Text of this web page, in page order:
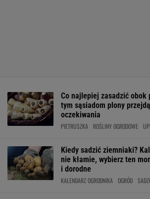
Co najlepiej zasadzić obok
tym sąsiadom plony
oczekiwania
PIETRUSZKA ROŚLINY OGRODOWE
Kiedy sadzić ziemniaki?
nie kłamie, wybierz ten
i dorodne
KALENDARZ OGRODNIKA OGRÓD